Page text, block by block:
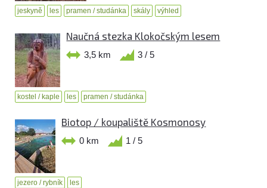
jeskyně les pramen / studánka skály výhled
Naučná stezka Klokočským lesem
3,5 km 3 / 5
kostel / kaple les pramen / studánka
Biotop / koupaliště Kosmonosy
0 km 1 / 5
jezero / rybník les